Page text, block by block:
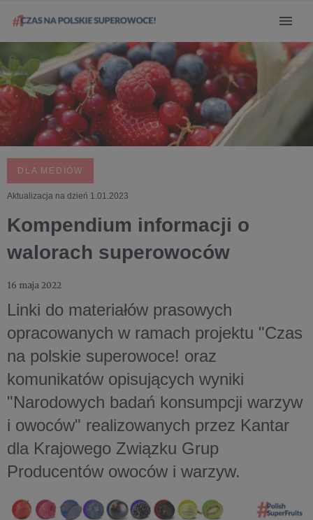
DLA MEDIÓW
Aktualizacja na dzień 1.01.2023
Kompendium informacji o
walorach superowoców
16 maja 2022
Linki do materiałów prasowych
opracowanych w ramach projektu "Czas
na polskie superowoce! oraz
komunikatów opisujących wyniki
"Narodowych badań konsumpcji warzyw
i owoców" realizowanych przez Kantar
dla Krajowego Związku Grup
Producentów owoców i warzyw.